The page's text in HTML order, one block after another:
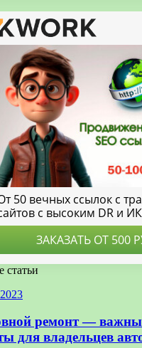
статьи
ремонт —
для владельцев